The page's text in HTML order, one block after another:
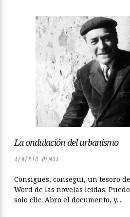
La ondulación del urbanismo
ALBERTO OLMOS
Consigues, conseguí, un tesoro
Word de las novelas leídas.
solo clic. Abro el documento, y...